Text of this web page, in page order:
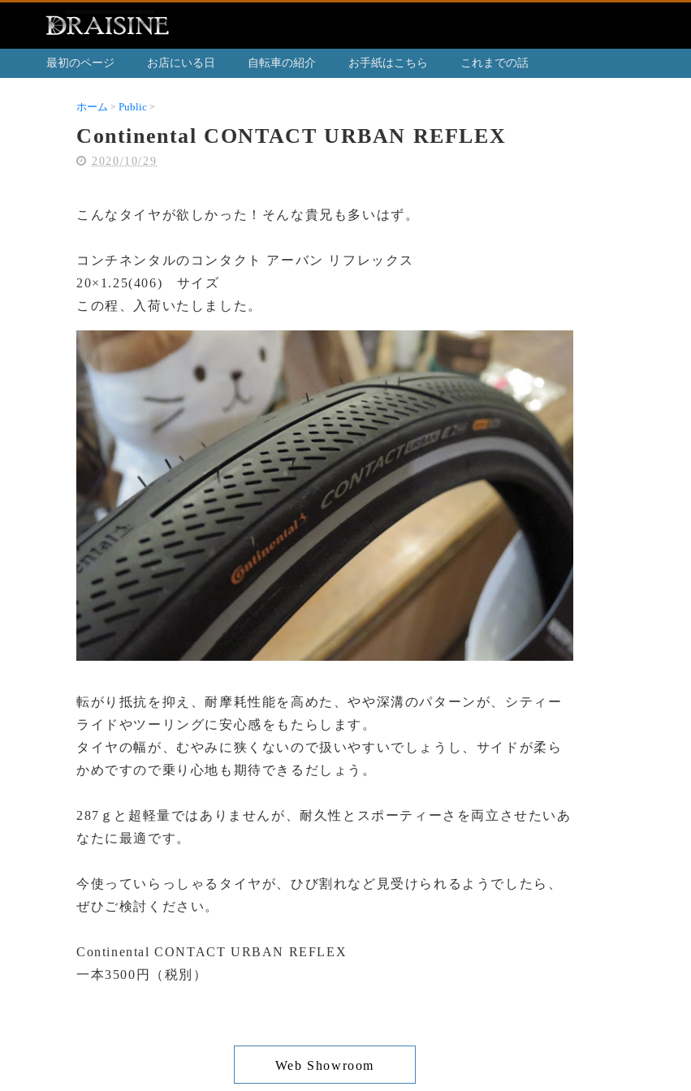
最初のページ お店にいる日 自転車の紹介 お手紙はこちら これまでの話
ホーム Public
Continental CONTACT URBAN REFLEX
2020/10/29
こんなタイヤが欲しかった！そんな貴兄も多いはず。
コンチネンタルのコンタクト アーバン リフレックス
20×1.25(406) サイズ
この程、入荷いたしました。
転がり抵抗を抑え、耐摩耗性能を高めた、やや深溝のパターンが、シティー
ライドやツーリングに安心感をもたらします。
タイヤの幅が、むやみに狭くないので扱いやすいでしょうし、サイドが柔ら
かめですので乗り心地も期待できるだしょう。
287ｇと超軽量ではありませんが、耐久性とスポーティーさを両立させたいあ
なたに最適です。
今使っていらっしゃるタイヤが、ひび割れなど見受けられるようでしたら、
ぜひご検討ください。
Continental CONTACT URBAN REFLEX
一本3500円（税別）
Web Showroom